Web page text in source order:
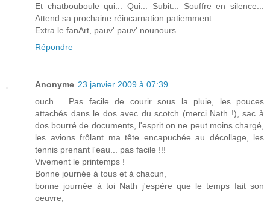
Et chatbouboule qui... Qui... Subit... Souffre en silence...
Attend sa prochaine réincarnation patiemment...
Extra le fanArt, pauv' pauv' nounours...
Répondre
Anonyme 23 janvier 2009 à 07:39
ouch.... Pas facile de courir sous la pluie, les pouces
attachés dans le dos avec du scotch (merci Nath !), sac à
dos bourré de documents, l'esprit on ne peut moins chargé,
les avions frôlant ma tête encapuchée au décollage, les
tennis prenant l'eau... pas facile !!!
Vivement le printemps !
Bonne journée à tous et à chacun,
bonne journée à toi Nath j'espère que le temps fait son
oeuvre,